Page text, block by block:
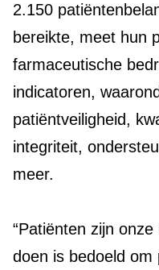
2.150
bereikte, meet hun
farmaceutische
indicatoren,
patiëntveiligheid,
integriteit,
meer.
“Patiënten zijn
doen is bedoeld